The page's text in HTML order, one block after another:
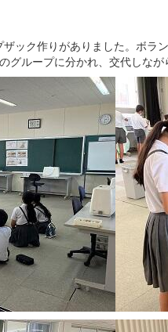
ック作りがありました。ボラ
グループに分かれ、交代しなが